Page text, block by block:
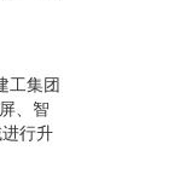
工集团
、智
行升